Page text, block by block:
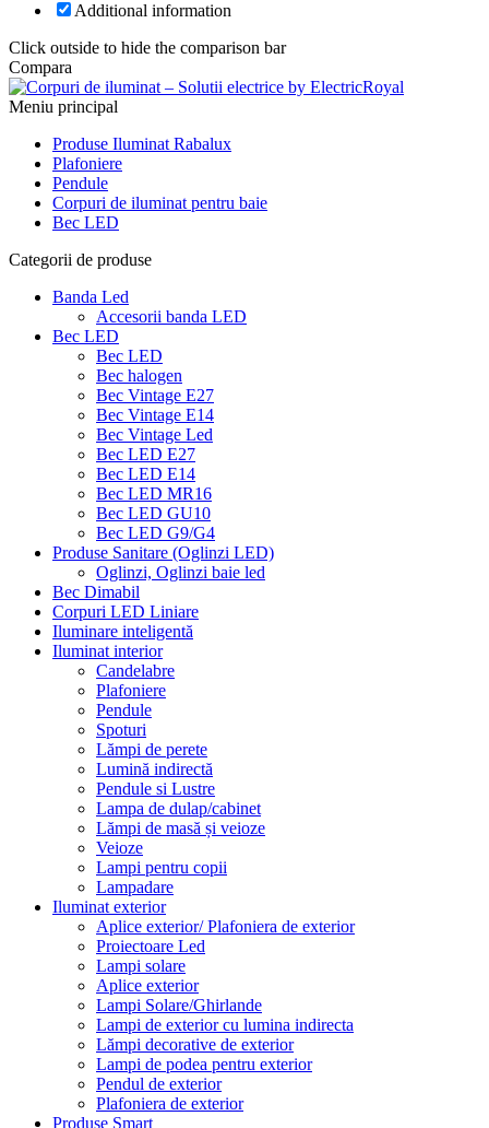
Additional information
Click outside to hide the comparison bar
Compara
Meniu principal
Produse Iluminat Rabalux
Plafoniere
Pendule
Corpuri de iluminat pentru baie
Bec LED
Categorii de produse
Banda Led
Accesorii banda LED
Bec LED
Bec LED
Bec halogen
Bec Vintage E27
Bec Vintage E14
Bec Vintage Led
Bec LED E27
Bec LED E14
Bec LED MR16
Bec LED GU10
Bec LED G9/G4
Produse Sanitare (Oglinzi LED)
Oglinzi, Oglinzi baie led
Bec Dimabil
Corpuri LED Liniare
Iluminare inteligentă
Iluminat interior
Candelabre
Plafoniere
Pendule
Spoturi
Lămpi de perete
Lumină indirectă
Pendule si Lustre
Lampa de dulap/cabinet
Lămpi de masă și veioze
Veioze
Lampi pentru copii
Lampadare
Iluminat exterior
Aplice exterior/ Plafoniera de exterior
Proiectoare Led
Lampi solare
Aplice exterior
Lampi Solare/Ghirlande
Lampi de exterior cu lumina indirecta
Lămpi decorative de exterior
Lampi de podea pentru exterior
Pendul de exterior
Plafoniera de exterior
Produse Smart